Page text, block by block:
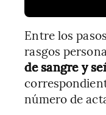
Entre los
rasgos
de sangre y
número de